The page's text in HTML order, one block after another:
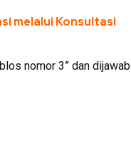
melalui Konsultasi
nomor 3” dan dijawab